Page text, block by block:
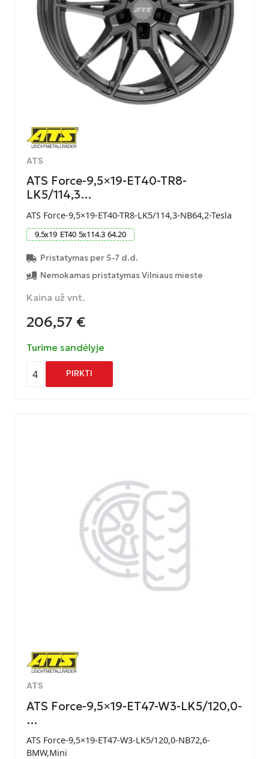
ATS
ATS Force-9,5×19-ET40-TR8-
LK5/114,3…
ATS Force-9,5×19-ET40-TR8-LK5/114,3-NB64,2-Tesla
9.5x19 ET40 5x114.3 64.20
Pristatymas per 5-7 d.d.
Nemokamas pristatymas Vilniaus mieste
Kaina už vnt.
206,57 €
Turime sandėlyje
4 PIRKTI
ATS
ATS Force-9,5×19-ET47-W3-LK5/120,0-
…
ATS Force-9,5×19-ET47-W3-LK5/120,0-NB72,6-
BMW,Mini